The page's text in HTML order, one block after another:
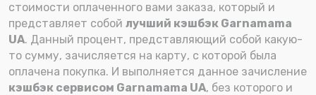
стоимости оплаченного вами заказа, который и
представляет собой лучший кэшбэк Garnamama
UA. Данный процент, представляющий собой какую-
то сумму, зачисляется на карту, с которой была
оплачена покупка. И выполняется данное зачисление
кэшбэк сервисом Garnamama UA, без которого и